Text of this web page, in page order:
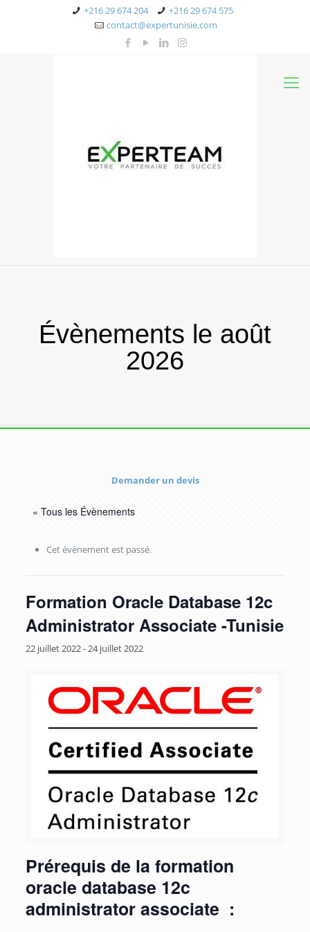
+216 29 674 204
+216 29 674 575
contact@expertunisie.com
Évènements le août
2026
Demander un devis
« Tous les Évènements
Cet évènement est passé.
Formation Oracle Database 12c
Administrator Associate -Tunisie
22 juillet 2022-24 juillet 2022
Prérequis de la formation
oracle database 12c
administrator associate :